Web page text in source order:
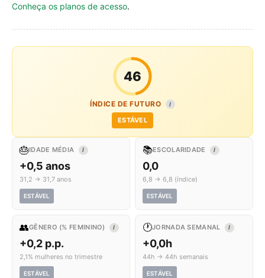
Conheça os planos de acesso.
46
ÍNDICE DE FUTURO I
ESTÁVEL
🎂IDADE MÉDIA I
+0,5 anos
31,2 → 31,7 anos
ESTÁVEL
📚ESCOLARIDADE I
0,0
6,8 → 6,8 (índice)
ESTÁVEL
👥GÊNERO (% FEMININO) I
+0,2 p.p.
2,1% mulheres no trimestre
ESTÁVEL
🕐JORNADA SEMANAL I
+0,0h
44h → 44h semanais
ESTÁVEL